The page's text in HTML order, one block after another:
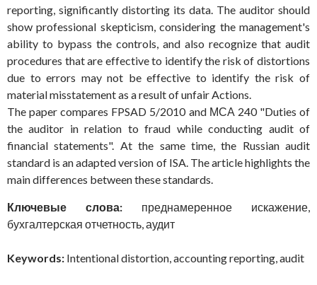
reporting, significantly distorting its data. The auditor should
show professional skepticism, considering the management's
ability to bypass the controls, and also recognize that audit
procedures that are effective to identify the risk of distortions
due to errors may not be effective to identify the risk of
material misstatement as a result of unfair Actions.
The paper compares FPSAD 5/2010 and МСА 240 "Duties of
the auditor in relation to fraud while conducting audit of
financial statements". At the same time, the Russian audit
standard is an adapted version of ISA. The article highlights the
main differences between these standards.
Ключевые слова: преднамеренное искажение,
бухгалтерская отчетность, аудит
Keywords: Intentional distortion, accounting reporting, audit